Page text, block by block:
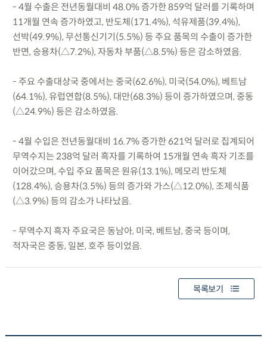
- 4월 수출은 전년동월대비 48.0% 증가한 859억 달러를 기록하며
11개월 연속 증가하였고, 반도체(171.4%), 석유제품(39.4%),
선박(49.9%), 무선통신기기(5.5%) 등 주요 품목의 수출이 증가한
반면, 승용차(△7.2%), 자동차 부품(△8.5%) 등은 감소하였음.
- 주요 수출대상국 중에서는 중국(62.6%), 미국(54.0%), 베트남
(64.1%), 유럽연합(8.5%), 대만(68.3%) 등이 증가하였으며, 중동
(△24.9%) 등은 감소하였음.
- 4월 수입은 전년동월대비 16.7% 증가한 621억 달러로 집계되어
무역수지는 238억 달러 흑자를 기록하여 15개월 연속 흑자 기조를
이어갔으며, 수입 주요 품목은 원유(13.1%), 메모리 반도체
(128.4%), 승용차(3.5%) 등의 증가와 가스(△12.0%), 조제식품
(△3.9%) 등의 감소가 나타났음.
- 무역수지 흑자 주요국은 동남아, 미국, 베트남, 중국 등이며,
적자국은 중동, 일본, 호주 등이었음.
목록보기